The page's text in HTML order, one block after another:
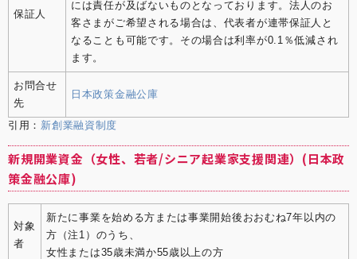
保証人
には責任が及ばないものとなっております。法人のお
客さまがご希望される場合は、代表者が連帯保証人と
なることも可能です。その場合は利率が0.1％低減され
ます。
お問合せ
先
日本政策金融公庫
引用： 新創業融資制度
新規開業資金（女性、若者/シニア起業家支援関連）(日本政
策金融公庫)
対象
者
新たに事業を始める方または事業開始後おおむね7年以内の
方（注1）のうち、
女性または35歳未満か55歳以上の方